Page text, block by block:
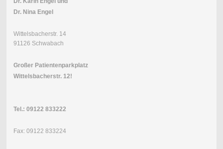
Dr. Nina Engel
Wittelsbacherstr. 14
91126 Schwabach
Großer Patientenparkplatz
Wittelsbacherstr. 12!
Tel.: 09122 833222
Fax: 09122 833224